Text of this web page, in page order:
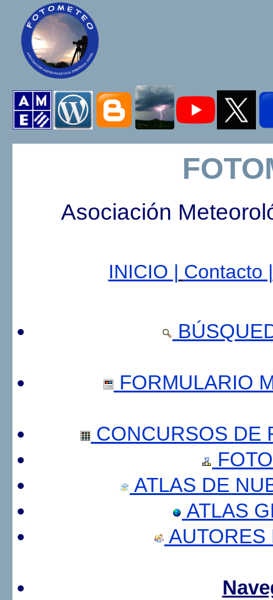
Asociación
INICIO | Contacto |
FORMULARIO
CONCURSOS DE
ATLAS DE
ATLAS
AUTORES